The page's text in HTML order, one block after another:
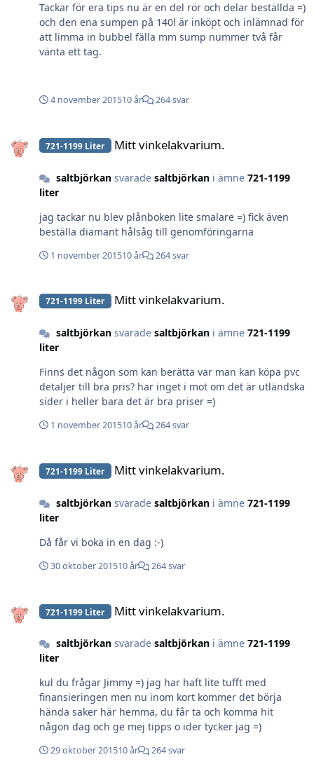
Tackar för era tips nu är en del rör och delar beställda =)
och den ena sumpen på 140l är inköpt och inlämnad för
att limma in bubbel fälla mm sump nummer två får
vänta ett tag.
4 november 201510 år 264 svar
721-1199 Liter Mitt vinkelakvarium.
saltbjörkansvarade saltbjörkani ämne 721-1199
liter
jag tackar nu blev plånboken lite smalare =) fick även
beställa diamant hålsåg till genomföringarna
1 november 201510 år 264 svar
721-1199 Liter Mitt vinkelakvarium.
saltbjörkansvarade saltbjörkani ämne 721-1199
liter
Finns det någon som kan berätta var man kan köpa pvc
detaljer till bra pris? har inget i mot om det är utländska
sider i heller bara det är bra priser =)
1 november 201510 år 264 svar
721-1199 Liter Mitt vinkelakvarium.
saltbjörkansvarade saltbjörkani ämne 721-1199
liter
Då får vi boka in en dag :-)
30 oktober 201510 år 264 svar
721-1199 Liter Mitt vinkelakvarium.
saltbjörkansvarade saltbjörkani ämne 721-1199
liter
kul du frågar Jimmy =) jag har haft lite tufft med
finansieringen men nu inom kort kommer det börja
hända saker här hemma, du får ta och komma hit
någon dag och ge mej tipps o ider tycker jag =)
29 oktober 201510 år 264 svar